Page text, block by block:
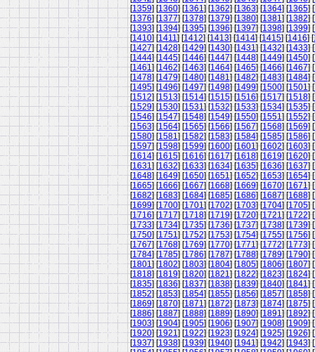
[1359] [1360] [1361] [1362] [1363] [1364] [1365] [
[1376] [1377] [1378] [1379] [1380] [1381] [1382] [
[1393] [1394] [1395] [1396] [1397] [1398] [1399] [
[1410] [1411] [1412] [1413] [1414] [1415] [1416] [
[1427] [1428] [1429] [1430] [1431] [1432] [1433] [
[1444] [1445] [1446] [1447] [1448] [1449] [1450] [
[1461] [1462] [1463] [1464] [1465] [1466] [1467] [
[1478] [1479] [1480] [1481] [1482] [1483] [1484] [
[1495] [1496] [1497] [1498] [1499] [1500] [1501] [
[1512] [1513] [1514] [1515] [1516] [1517] [1518] [
[1529] [1530] [1531] [1532] [1533] [1534] [1535] [
[1546] [1547] [1548] [1549] [1550] [1551] [1552] [
[1563] [1564] [1565] [1566] [1567] [1568] [1569] [
[1580] [1581] [1582] [1583] [1584] [1585] [1586] [
[1597] [1598] [1599] [1600] [1601] [1602] [1603] [
[1614] [1615] [1616] [1617] [1618] [1619] [1620] [
[1631] [1632] [1633] [1634] [1635] [1636] [1637] [
[1648] [1649] [1650] [1651] [1652] [1653] [1654] [
[1665] [1666] [1667] [1668] [1669] [1670] [1671] [
[1682] [1683] [1684] [1685] [1686] [1687] [1688] [
[1699] [1700] [1701] [1702] [1703] [1704] [1705] [
[1716] [1717] [1718] [1719] [1720] [1721] [1722] [
[1733] [1734] [1735] [1736] [1737] [1738] [1739] [
[1750] [1751] [1752] [1753] [1754] [1755] [1756] [
[1767] [1768] [1769] [1770] [1771] [1772] [1773] [
[1784] [1785] [1786] [1787] [1788] [1789] [1790] [
[1801] [1802] [1803] [1804] [1805] [1806] [1807] [
[1818] [1819] [1820] [1821] [1822] [1823] [1824] [
[1835] [1836] [1837] [1838] [1839] [1840] [1841] [
[1852] [1853] [1854] [1855] [1856] [1857] [1858] [
[1869] [1870] [1871] [1872] [1873] [1874] [1875] [
[1886] [1887] [1888] [1889] [1890] [1891] [1892] [
[1903] [1904] [1905] [1906] [1907] [1908] [1909] [
[1920] [1921] [1922] [1923] [1924] [1925] [1926] [
[1937] [1938] [1939] [1940] [1941] [1942] [1943] [